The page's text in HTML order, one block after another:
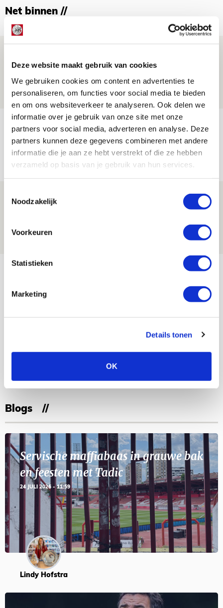
Deze website maakt gebruik van cookies
We gebruiken cookies om content en advertenties te
personaliseren, om functies voor social media te bieden
en om ons websiteverkeer te analyseren. Ook delen we
informatie over je gebruik van onze site met onze
partners voor social media, adverteren en analyse. Deze
partners kunnen deze gegevens combineren met andere
informatie die je aan ze hebt verstrekt of die ze hebben
verzameld op basis van je gebruik van hun services.
Noodzakelijk
Voorkeuren
Statistieken
Marketing
Details tonen
OK
Net binnen //
jij aan nieuw eredivisieseizoen?
08 AUGUSTUS 2026 - 11:34
NIEUWS
Spelen bij Jong Ajax of Ajax 1? Dat
maakt Abdalla ‘geen reet’ uit
08 AUGUSTUS 2026 - 10:04
NIEUWS
Brandt: ‘Ajax en Cruijff bleven door
Bekijk meer
23
11
Blogs
Servische maffiabaas in grauwe bak
en feesten met Tadic
24 JULI 2026 - 11:59
Lindy Hofstra